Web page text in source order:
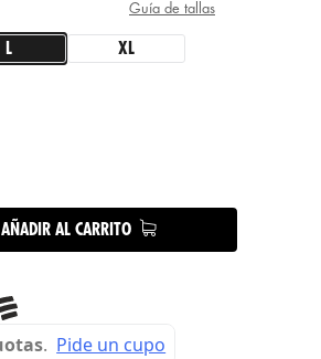
L XL
Guía de tallas
AÑADIR AL CARRITO